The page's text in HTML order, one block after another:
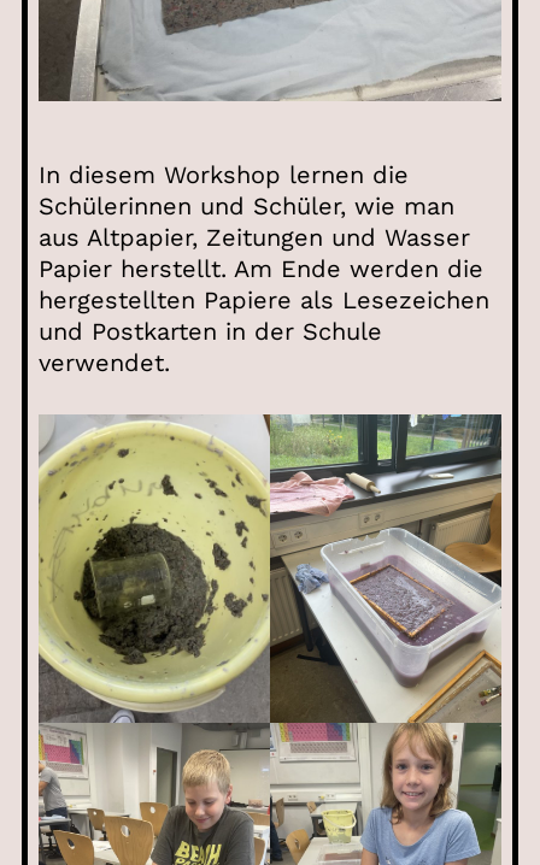
In diesem Workshop lernen die
Schülerinnen und Schüler, wie man
aus Altpapier, Zeitungen und Wasser
Papier herstellt. Am Ende werden die
hergestellten Papiere als Lesezeichen
und Postkarten in der Schule
verwendet.